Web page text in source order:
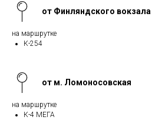
от Финляндского вокзала
на маршрутке
К-254
от м. Ломоносовская
на маршрутке
К-4 МЕГА